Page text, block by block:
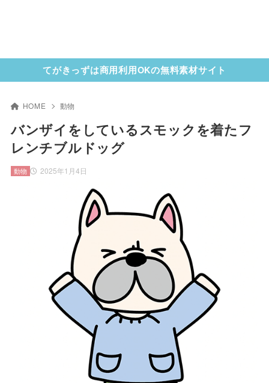
てがきっずは商用利用OKの無料素材サイト
HOME 動物
バンザイをしているスモックを着たフ
レンチブルドッグ
2025年1月4日
動物